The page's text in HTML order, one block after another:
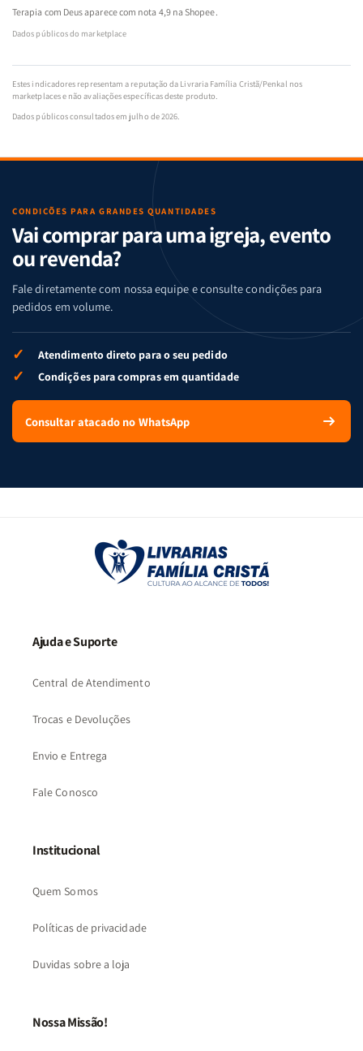
Terapia com Deus aparece com nota 4,9 na Shopee.
Dados públicos do marketplace
Estes indicadores representam a reputação da Livraria Família Cristã/Penkal nos
marketplaces e não avaliações específicas deste produto.
Dados públicos consultados em julho de 2026.
CONDIÇÕES PARA GRANDES QUANTIDADES
Vai comprar para uma igreja, evento
ou revenda?
Fale diretamente com nossa equipe e consulte condições para
pedidos em volume.
✓ Atendimento direto para o seu pedido
✓ Condições para compras em quantidade
Consultar atacado no WhatsApp
Ajuda e Suporte
Central de Atendimento
Trocas e Devoluções
Envio e Entrega
Fale Conosco
Institucional
Quem Somos
Políticas de privacidade
Duvidas sobre a loja
Nossa Missão!